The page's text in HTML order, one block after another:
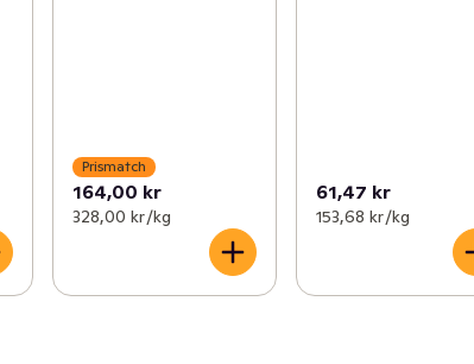
Prismatch
164,00 kr
328,00 kr /kg
61,47 kr
153,68 kr /kg